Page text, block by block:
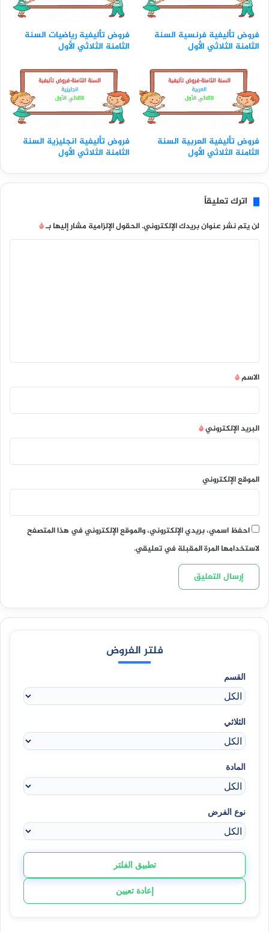
فروض تأليفية فرنسية السنة
الثامنة الثلاثي الأول
فروض تأليفية رياضيات السنة
الثامنة الثلاثي الأول
فروض تأليفية العربية السنة
الثامنة الثلاثي الأول
فروض تأليفية انجليزية السنة
الثامنة الثلاثي الأول
اترك تعليقاً
لن يتم نشر عنوان بريدك الإلكتروني.الحقول الإلزامية مشار إليها بـ*
*
الاسم*
البريد الإلكتروني*
الموقع الإلكتروني
احفظ اسمي، بريدي الإلكتروني، والموقع الإلكتروني في هذا المتصفح
لاستخدامها المرة المقبلة في تعليقي.
فلتر الفروض
القسم
الثلاثي
المادة
نوع الفرض
تطبيق الفلتر
إعادة تعيين